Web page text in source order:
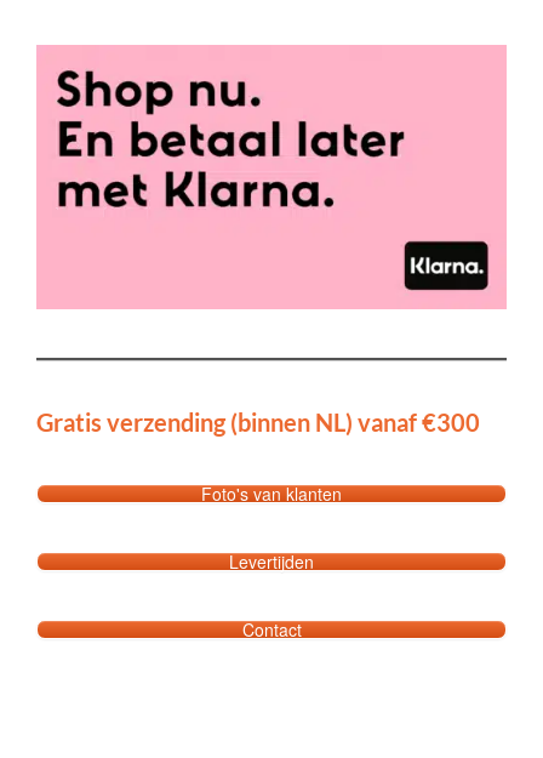
Gratis verzending (binnen NL) vanaf €300
Foto's van klanten
Levertijden
Contact